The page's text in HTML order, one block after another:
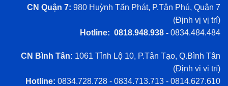
CN Quận 7: 980 Huỳnh Tấn Phát, P.Tân Phú, Quận 7
(Định vị vị trí)
Hotline: 0818.948.938 - 0834.484.484
CN Bình Tân: 1061 Tỉnh Lộ 10, P.Tân Tạo, Q.Bình Tân
(Định vị vị trí)
Hotline: 0834.728.728 - 0834.713.713 - 0814.627.610